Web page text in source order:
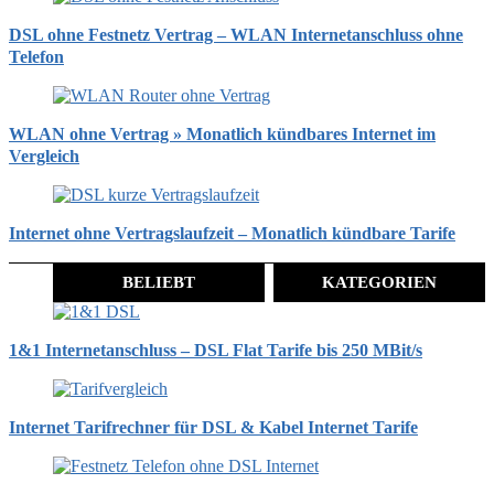
DSL ohne Festnetz Vertrag – WLAN Internetanschluss ohne
Telefon
WLAN ohne Vertrag » Monatlich kündbares Internet im
Vergleich
Internet ohne Vertragslaufzeit – Monatlich kündbare Tarife
BELIEBT KATEGORIEN
1&1 Internetanschluss – DSL Flat Tarife bis 250 MBit/s
Internet Tarifrechner für DSL & Kabel Internet Tarife